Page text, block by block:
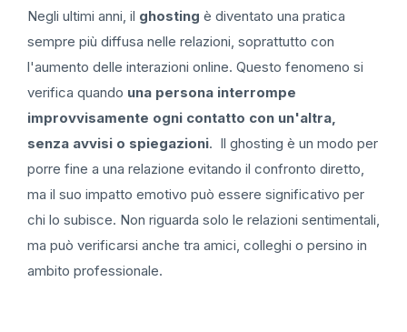
Negli ultimi anni, il ghosting è diventato una pratica
sempre più diffusa nelle relazioni, soprattutto con
l'aumento delle interazioni online. Questo fenomeno si
verifica quando una persona interrompe
improvvisamente ogni contatto con un'altra,
senza avvisi o spiegazioni. Il ghosting è un modo per
porre fine a una relazione evitando il confronto diretto,
ma il suo impatto emotivo può essere significativo per
chi lo subisce. Non riguarda solo le relazioni sentimentali,
ma può verificarsi anche tra amici, colleghi o persino in
ambito professionale.